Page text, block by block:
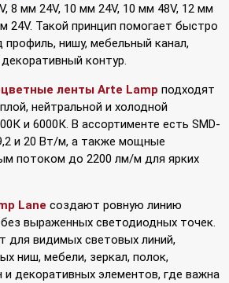
8 мм 24V, 10 мм 24V, 10 мм 48V, 12 мм
24V. Такой принцип помогает быстро
профиль, нишу, мебельный канал,
контур.
ленты Arte Lamp подходят
нейтральной и холодной
и 6000К. В ассортименте есть SMD-
и 20 Вт/м, а также мощные
потоком до 2200 лм/м для ярких
Lane создают ровную линию
выраженных светодиодных точек.
для видимых световых линий,
ниш, мебели, зеркал, полок,
и декоративных элементов, где важна